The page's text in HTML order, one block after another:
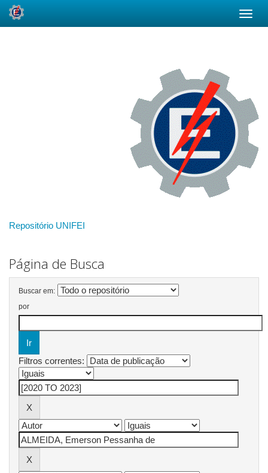
Repositório UNIFEI
Página de Busca
Buscar em:
por
Filtros correntes: